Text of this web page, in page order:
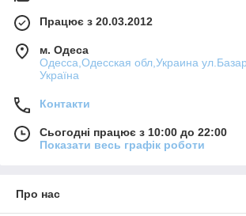
Працює з 20.03.2012
м. Одеса
Одесса,Одесская обл,Украина
Україна
Контакти
Сьогодні працює з 10:00 до 22:00
Показати весь графік роботи
Про нас